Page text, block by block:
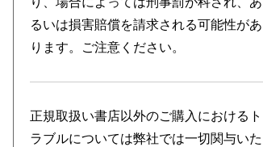
るいは損害賠償を請求される可能性があ
ります。ご注意ください。
正規取扱い書店以外のご購入におけるト
ラブルについては弊社では一切関与いた